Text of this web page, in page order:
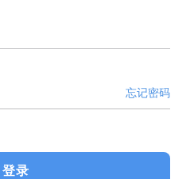
忘记密码
登录